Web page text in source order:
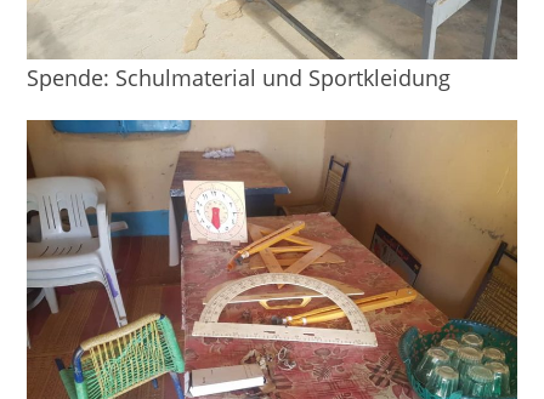
Spende: Schulmaterial und Sportkleidung